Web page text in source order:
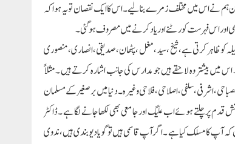
نے اس میں مختلف زمرے بنالیے ۔اس کا ایک نقصان تو یہ ہوا کہ
اور اس فہرست کو رٹنے اور یاد کرنے میں مصروف ہوگئی ۔
کو ظاہر کرتی ہے ،شیخ ،سید ،مغل ،پٹھان،صدیقی،انصاری ،منصوری
میں بیشتر وہ لاحقے ہیں جو مدارس کی جانب اشارہ کرتے ہیں ۔مثلا
،اشرفی ،سلفی،اصلاحی ،فلاحی وغیرہ ۔دنیا میں برصغیر کے مسلمان
پر چلتے ہوئے اب علیگ اور جامعی بھی لکھا جانے لگا ہے ۔ڈاکٹر
کہ آپ کا مسلک کیا ہے ۔اگر آپ قاسمی ہیں تو گویا دیوبندی ہیں ،ندوی